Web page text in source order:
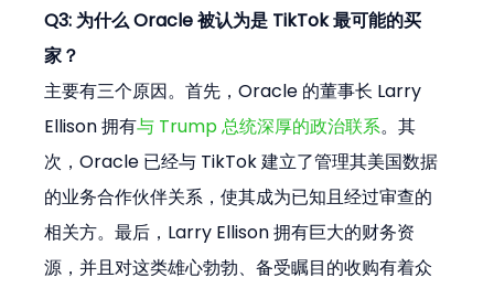
Q3: 为什么 Oracle 被认为是 TikTok 最可能的买
家？
主要有三个原因。首先，Oracle 的董事长 Larry
Ellison 拥有与 Trump 总统深厚的政治联系。其
次，Oracle 已经与 TikTok 建立了管理其美国数据
的业务合作伙伴关系，使其成为已知且经过审查的
相关方。最后，Larry Ellison 拥有巨大的财务资
源，并且对这类雄心勃勃、备受瞩目的收购有着众